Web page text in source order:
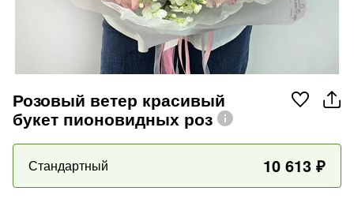
Розовый ветер красивый
букет пионовидных роз
Стандартный 10 613 ₽